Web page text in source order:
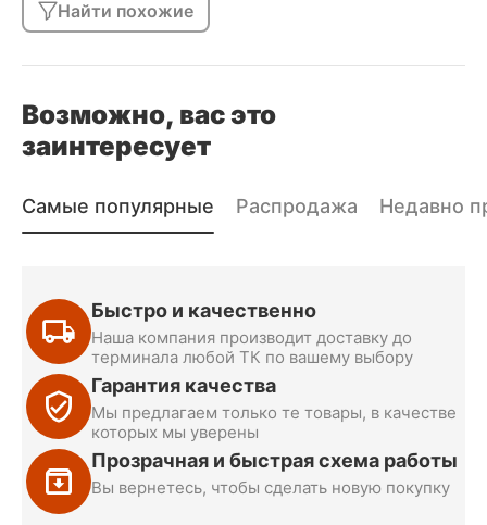
Найти похожие
Возможно, вас это
заинтересует
Самые популярные Распродажа Недавно
Быстро и качественно
Наша компания производит доставку до
терминала любой ТК по вашему выбору
Гарантия качества
Мы предлагаем только те товары, в качестве
которых мы уверены
Прозрачная и быстрая схема работы
Вы вернетесь, чтобы сделать новую покупку